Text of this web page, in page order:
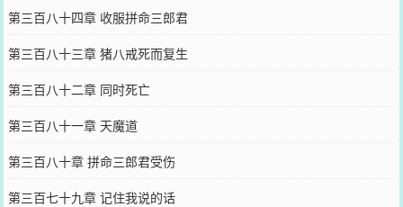
第三百八十四章 收服拼命三郎君
第三百八十三章 猪八戒死而复生
第三百八十二章 同时死亡
第三百八十一章 天魔道
第三百八十章 拼命三郎君受伤
第三百七十九章 记住我说的话